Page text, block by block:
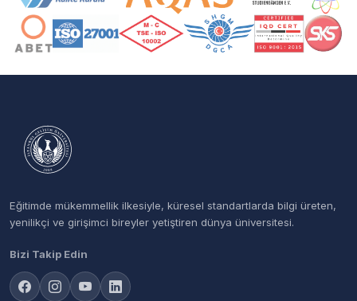
Eğitimde mükemmellik ilkesiyle, küresel standartlarda bilgi üreten,
yenilikçi ve girişimci bireyler yetiştiren dünya üniversitesi.
Bizi Takip Edin